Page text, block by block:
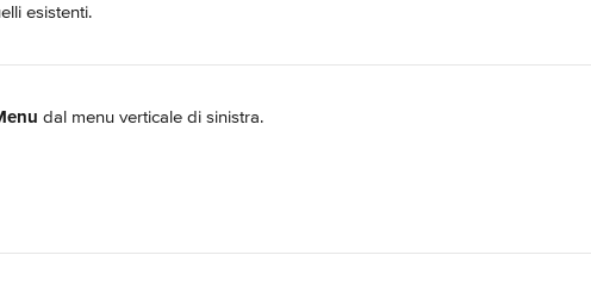
esistenti.
dal menu verticale di sinistra.